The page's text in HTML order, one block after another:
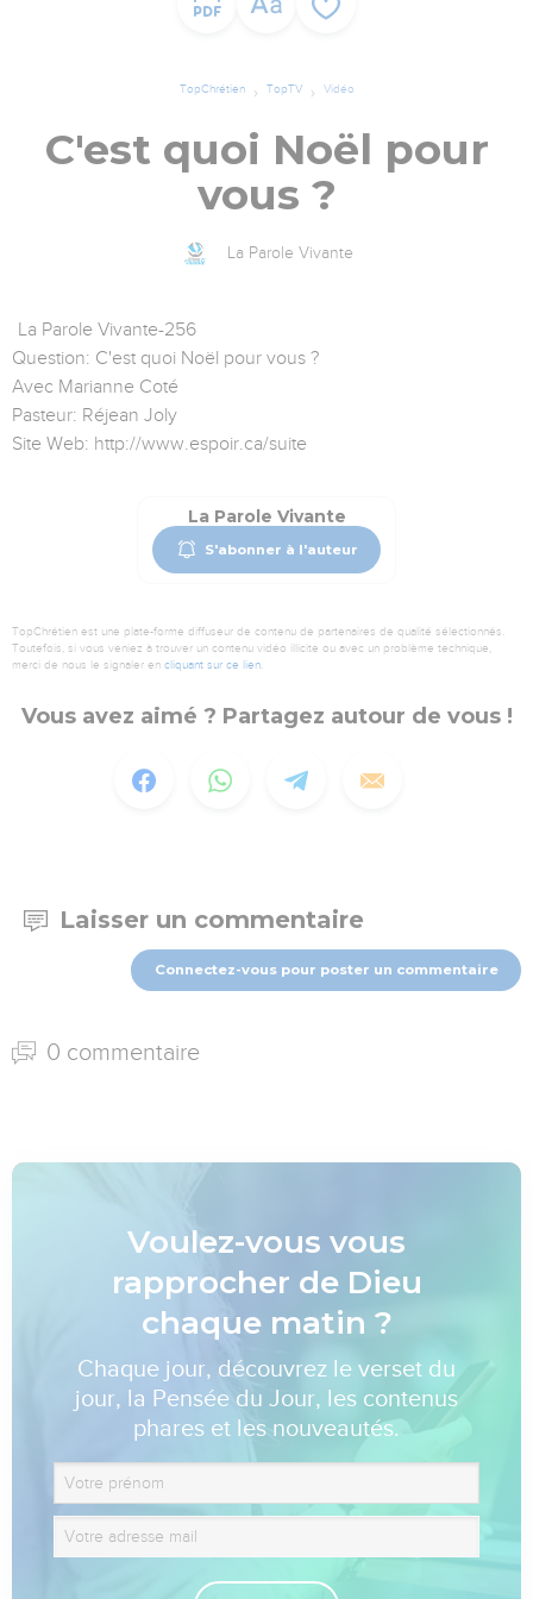
TopChrétien TopTV Vidéo
C'est quoi Noël pour
vous ?
La Parole Vivante
La Parole Vivante-256
Question: C'est quoi Noël pour vous ?
Avec Marianne Coté
Pasteur: Réjean Joly
Site Web: http://www.espoir.ca/suite
La Parole Vivante
S'abonner à l'auteur
TopChrétien est une plate-forme diffuseur de contenu de partenaires de qualité sélectionnés.
Toutefois, si vous veniez à trouver un contenu vidéo illicite ou avec un problème technique,
merci de nous le signaler en cliquant sur ce lien.
Vous avez aimé ? Partagez autour de vous !
Laisser un commentaire
Connectez-vous pour poster un commentaire
0 commentaire
Voulez-vous vous
rapprocher de Dieu
chaque matin ?
Chaque jour, découvrez le verset du
jour, la Pensée du Jour, les contenus
phares et les nouveautés.